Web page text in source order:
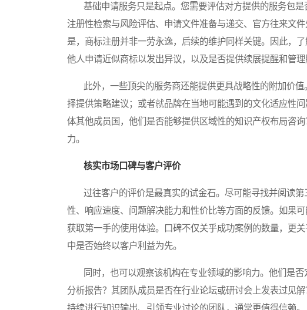
基础申请服务只是起点。您需要评估对方提供的服务包是
注册性检索与风险评估、申请文件准备与递交、官方往来文
是，商标注册并非一劳永逸，后续的维护同样关键。因此，
他人申请近似商标以发出异议，以及是否提供续展提醒和管理
此外，一些顶尖的服务商还能提供更具战略性的附加价值
择提供策略建议；或者就品牌在当地可能遇到的文化适应性
体其他成员国，他们是否能够提供区域性的知识产权布局咨
力。
核实市场口碑与客户评价
过往客户的评价是最真实的试金石。尽可能寻找并阅读第
性、响应速度、问题解决能力和性价比等方面的反馈。如果
获取第一手的使用体验。口碑不仅关乎成功案例的数量，更
中是否始终以客户利益为先。
同时，也可以观察该机构在专业领域的影响力。他们是否
分析报告？其团队成员是否在行业论坛或研讨会上发表过见
持续进行知识输出、引领专业讨论的团队，通常更值得信赖。